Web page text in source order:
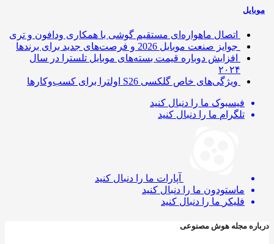
اتصال ماهواره‌ای مستقیم گوشی‌ با همکاری ودافون و تری
جوایز صنعت موبایل 2026 و فرصت‌های جدید برای برندها
افزایش دوباره قیمت بسته‌های موبایل تلسترا در سال
۲۰۲۴
ویژگی‌های خاص گلکسی S26 اولترا برای کسب‌وکارها
فیسبوک ما را دنبال کنید
تلگرام ما را دنبال کنید
آپارات ما را دنبال کنید
ماستودون ما را دنبال کنید
فلیکر ما را دنبال کنید
مجله هوش مصنوعی